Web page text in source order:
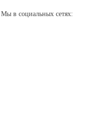
Мы в социальных сетях: